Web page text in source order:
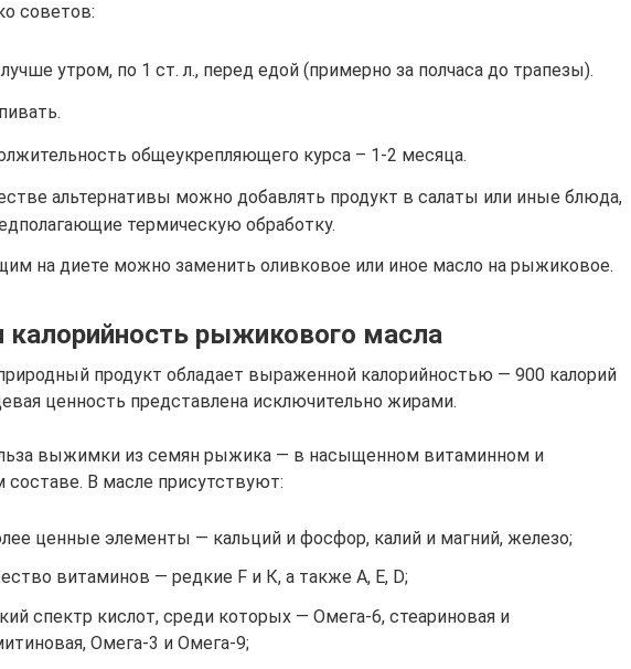
советов:
утром, по 1 ст. л., перед едой (примерно за полчаса до трапезы).
общеукрепляющего курса – 1-2 месяца.
альтернативы можно добавлять продукт в салаты или иные блюда,
термическую обработку.
на диете можно заменить оливковое или иное масло на рыжиковое.
калорийность рыжикового масла
продукт обладает выраженной калорийностью — 900 калорий
ценность представлена исключительно жирами.
выжимки из семян рыжика — в насыщенном витаминном и
составе. В масле присутствуют:
ценные элементы — кальций и фосфор, калий и магний, железо;
витаминов — редкие F и К, а также А, Е, D;
спектр кислот, среди которых — Омега-6, стеариновая и
Омега-3 и Омега-9;